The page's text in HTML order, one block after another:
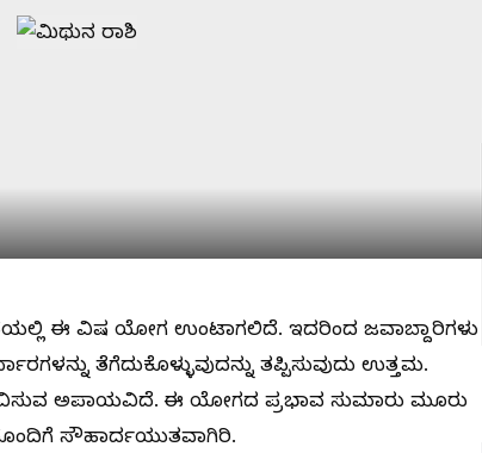
ಈ ವಿಷ ಯೋಗ ಉಂಟಾಗಲಿದೆ. ಇದರಿಂದ ಜವಾಬ್ದಾರಿಗಳು
ತೆಗೆದುಕೊಳ್ಳುವುದನ್ನು ತಪ್ಪಿಸುವುದು ಉತ್ತಮ.
ಅಪಾಯವಿದೆ. ಈ ಯೋಗದ ಪ್ರಭಾವ ಸುಮಾರು ಮೂರು
ಸೌಹಾರ್ದಯುತವಾಗಿರಿ.